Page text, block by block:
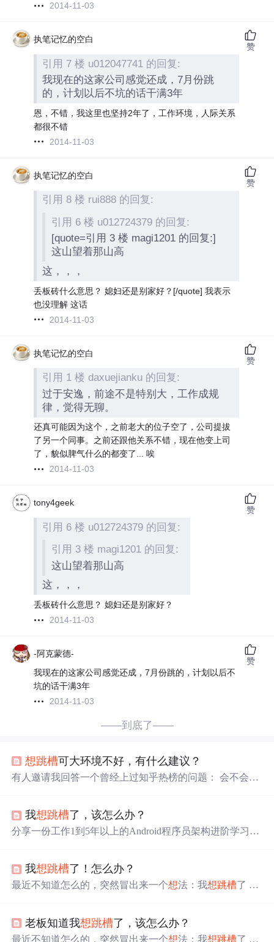
2014-11-03
执笔记忆的空白
引用 7 楼 u012047741 的回复:
我现在的这家公司感觉还成，7月份跳
的，计划以后不坑的话干满3年
恩，不错，我这里也坚持2年了，工作环境，人际关系
都很不错
2014-11-03
赞
执笔记忆的空白
引用 8 楼 rui888 的回复:
引用 6 楼 u012724379 的回复:
[quote=引用 3 楼 magi1201 的回复:]
这山望着那山高
这，，，
丢板砖什么意思？ 媳妇还是别家好？[/quote] 我表示
也没理解 这话
2014-11-03
赞
执笔记忆的空白
引用 1 楼 daxuejianku 的回复:
过于安逸，前途不是特别大，工作成规
律，觉得无聊。
还真可能因为这个，之前老大的位子空了，公司提拔
了另一个同事。之前还跟他关系不错，现在他变上司
了，貌似脾气什么的都变了... 唉
2014-11-03
赞
tony4geek
引用 6 楼 u012724379 的回复:
引用 3 楼 magi1201 的回复:
这山望着那山高
这，，，
丢板砖什么意思？ 媳妇还是别家好？
2014-11-03
赞
-阿克蒙德-
我现在的这家公司感觉还成，7月份跳的，计划以后不
坑的话干满3年
2014-11-03
赞
——到底了——
想跳槽可大环境不好，有什么建议？
有人邀请我回答一个曾经上过知乎热榜的问题： 会不会因
更怕错过机会而不做过多思考和选择就入职。这样的形势
下跳槽或者求职时，该如何判断和做出选择？ 整理了一下
或者今年裁员潮就放弃原本拟好的更换工作...
我想跳槽了，该怎么办？
分享一份工作1到5年以上的Android程序员架构进阶学习路
构师技术脑图；查漏补缺，体系化深入学习提升**全套体
系化高级架构视频；**七大主流技术模块，视频+源码+笔
点击传送门即可获取！续更新！**如果你觉得这些内容对
你有帮助，可以扫码获取！！（备注：Android）
我想跳槽了！怎么办？
最近不知道怎么的，突然冒出来一个想法：我想跳槽了 总
内容？ 我给自己分析了一下，希望对有 想
所帮助 很多朋友都
想要跳槽，但是对“跳槽 ”的理解可能仅
老板知道我想跳槽了，该怎么办？
最近不知道怎么的，突然冒出来一个想法：我想跳槽了 总